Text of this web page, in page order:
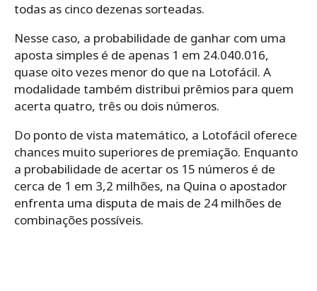
todas as cinco dezenas sorteadas.
Nesse caso, a probabilidade de ganhar com uma
aposta simples é de apenas 1 em 24.040.016,
quase oito vezes menor do que na Lotofácil. A
modalidade também distribui prêmios para quem
acerta quatro, três ou dois números.
Do ponto de vista matemático, a Lotofácil oferece
chances muito superiores de premiação. Enquanto
a probabilidade de acertar os 15 números é de
cerca de 1 em 3,2 milhões, na Quina o apostador
enfrenta uma disputa de mais de 24 milhões de
combinações possíveis.